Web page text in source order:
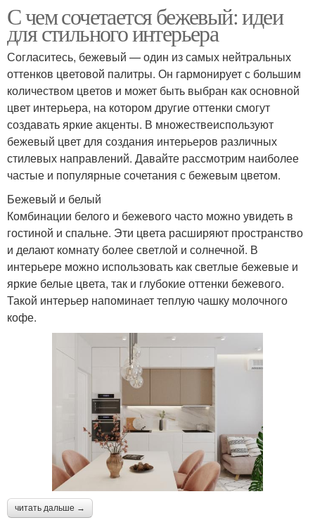
С чем сочетается бежевый: идеи
для стильного интерьера
Согласитесь, бежевый — один из самых нейтральных
оттенков цветовой палитры. Он гармонирует с большим
количеством цветов и может быть выбран как основной
цвет интерьера, на котором другие оттенки смогут
создавать яркие акценты. В множествеиспользуют
бежевый цвет для создания интерьеров различных
стилевых направлений. Давайте рассмотрим наиболее
частые и популярные сочетания с бежевым цветом.
Бежевый и белый
Комбинации белого и бежевого часто можно увидеть в
гостиной и спальне. Эти цвета расширяют пространство
и делают комнату более светлой и солнечной. В
интерьере можно использовать как светлые бежевые и
яркие белые цвета, так и глубокие оттенки бежевого.
Такой интерьер напоминает теплую чашку молочного
кофе.
читать дальше →